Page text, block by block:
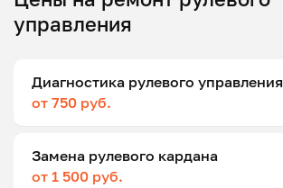
управления
Диагностика рулевого управления
от 750 руб.
Замена рулевого кардана
от 1 500 руб.